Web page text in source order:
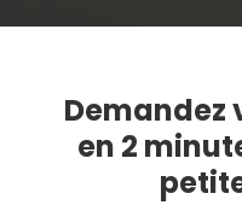
Demandez
en 2